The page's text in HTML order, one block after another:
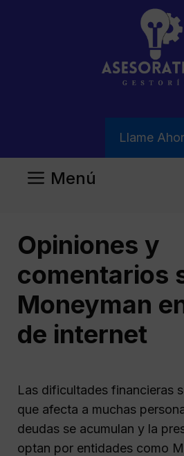
Llame
Menú
Opiniones y
comentarios
Moneyman
de internet
Las dificultades financieras
que afecta a muchas
deudas se acumulan y la
optan por entidades como